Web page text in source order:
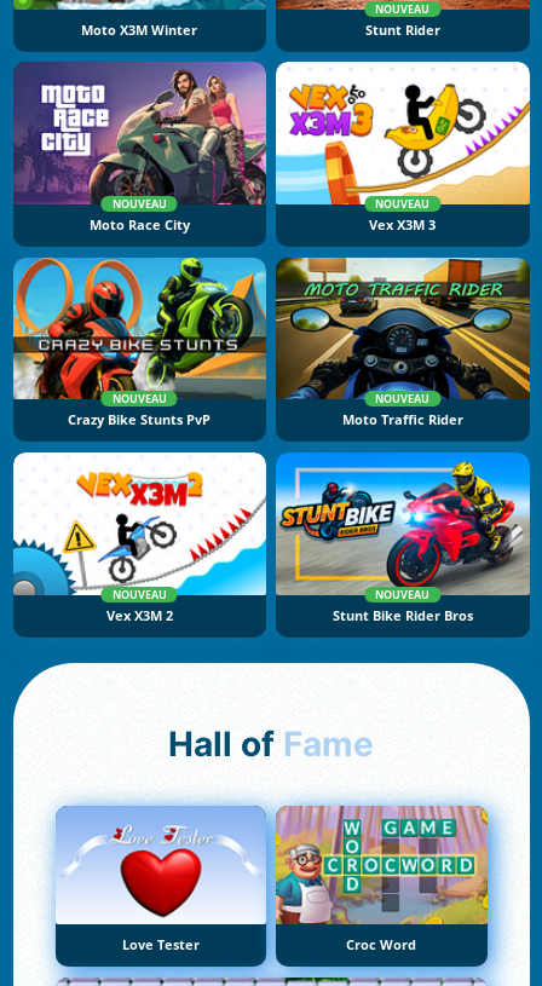
Moto X3M Winter
NOUVEAU
Stunt Rider
NOUVEAU
Moto Race City
NOUVEAU
Vex X3M 3
NOUVEAU
Crazy Bike Stunts PvP
NOUVEAU
Moto Traffic Rider
NOUVEAU
Vex X3M 2
NOUVEAU
Stunt Bike Rider Bros
Hall of Fame
Love Tester Croc Word